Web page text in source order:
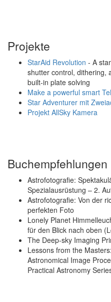
Projekte
StarAid Revolution - A
shutter control, dithering,
built-in plate solving
Make a powerful smart
Star Adventurer mit
Projekt AllSky Kamera
Buchempfehlungen
Astrofotografie:
Spezialausrüstung – 2.
Astrofotografie: Von der
perfekten Foto
Lonely Planet
für den Blick nach oben
The Deep-sky Imaging
Lessons from the
Astronomical Image
Practical Astronomy